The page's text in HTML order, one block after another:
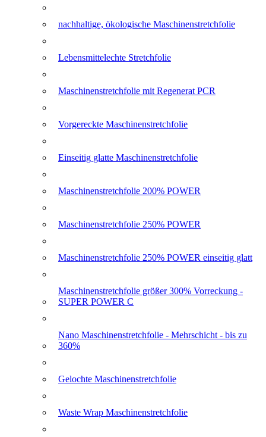
nachhaltige, ökologische Maschinenstretchfolie
Lebensmittelechte Stretchfolie
Maschinenstretchfolie mit Regenerat PCR
Vorgereckte Maschinenstretchfolie
Einseitig glatte Maschinenstretchfolie
Maschinenstretchfolie 200% POWER
Maschinenstretchfolie 250% POWER
Maschinenstretchfolie 250% POWER einseitig glatt
Maschinenstretchfolie größer 300% Vorreckung -
SUPER POWER C
Nano Maschinenstretchfolie - Mehrschicht - bis zu
360%
Gelochte Maschinenstretchfolie
Waste Wrap Maschinenstretchfolie